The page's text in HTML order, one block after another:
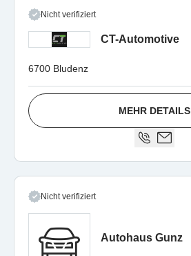
Nicht verifiziert
CT-Automotive
6700 Bludenz
MEHR DETAILS
Nicht verifiziert
Autohaus Gunz